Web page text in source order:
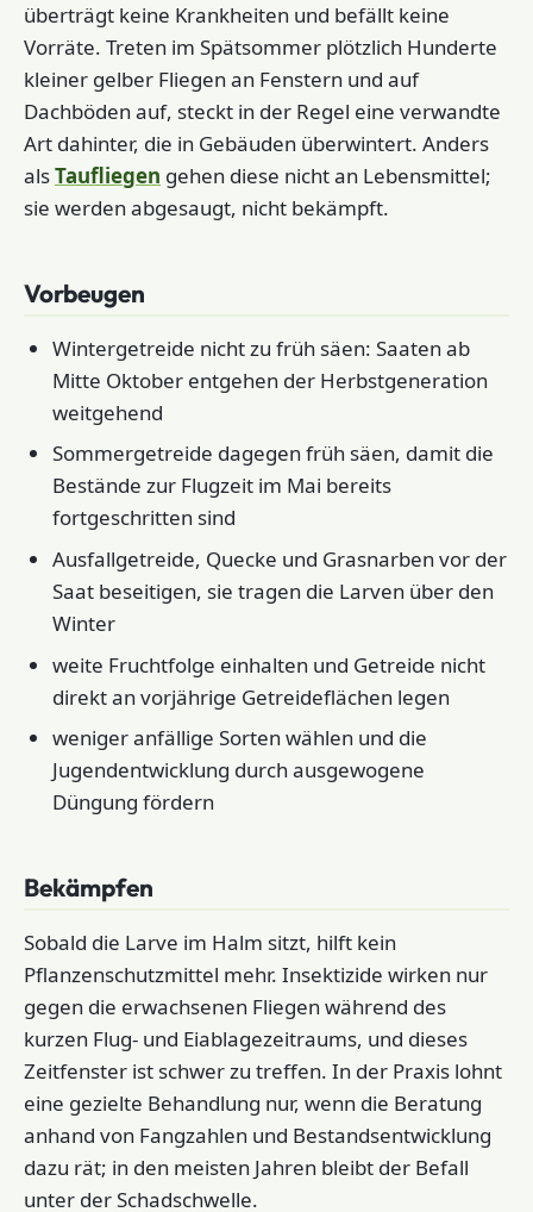
überträgt keine Krankheiten und befällt keine
Vorräte. Treten im Spätsommer plötzlich Hunderte
kleiner gelber Fliegen an Fenstern und auf
Dachböden auf, steckt in der Regel eine verwandte
Art dahinter, die in Gebäuden überwintert. Anders
alsTaufliegen gehen diese nicht an Lebensmittel;
sie werden abgesaugt, nicht bekämpft.
Vorbeugen
Wintergetreide nicht zu früh säen: Saaten ab
Mitte Oktober entgehen der Herbstgeneration
weitgehend
Sommergetreide dagegen früh säen, damit die
Bestände zur Flugzeit im Mai bereits
fortgeschritten sind
Ausfallgetreide, Quecke und Grasnarben vor der
Saat beseitigen, sie tragen die Larven über den
Winter
weite Fruchtfolge einhalten und Getreide nicht
direkt an vorjährige Getreideflächen legen
weniger anfällige Sorten wählen und die
Jugendentwicklung durch ausgewogene
Düngung fördern
Bekämpfen
Sobald die Larve im Halm sitzt, hilft kein
Pflanzenschutzmittel mehr. Insektizide wirken nur
gegen die erwachsenen Fliegen während des
kurzen Flug- und Eiablagezeitraums, und dieses
Zeitfenster ist schwer zu treffen. In der Praxis lohnt
eine gezielte Behandlung nur, wenn die Beratung
anhand von Fangzahlen und Bestandsentwicklung
dazu rät; in den meisten Jahren bleibt der Befall
unter der Schadschwelle.